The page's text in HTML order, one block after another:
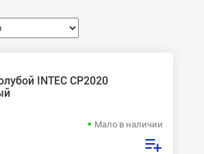
INTEC CP2020
Мало в наличии